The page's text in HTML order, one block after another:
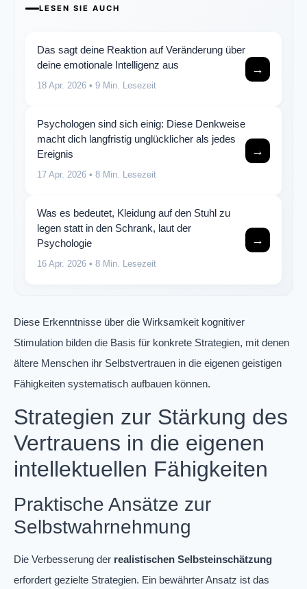
LESEN SIE AUCH
Das sagt deine Reaktion auf Veränderung über
deine emotionale Intelligenz aus
18 Apr. 2026 • 9 Min. Lesezeit
→
Psychologen sind sich einig: Diese Denkweise
macht dich langfristig unglücklicher als jedes
Ereignis
17 Apr. 2026 • 8 Min. Lesezeit
→
Was es bedeutet, Kleidung auf den Stuhl zu
legen statt in den Schrank, laut der
Psychologie
16 Apr. 2026 • 8 Min. Lesezeit
→
Diese Erkenntnisse über die Wirksamkeit kognitiver
Stimulation bilden die Basis für konkrete Strategien, mit denen
ältere Menschen ihr Selbstvertrauen in die eigenen geistigen
Fähigkeiten systematisch aufbauen können.
Strategien zur Stärkung des
Vertrauens in die eigenen
intellektuellen Fähigkeiten
Praktische Ansätze zur
Selbstwahrnehmung
Die Verbesserung der realistischen Selbsteinschätzung
erfordert gezielte Strategien. Ein bewährter Ansatz ist das